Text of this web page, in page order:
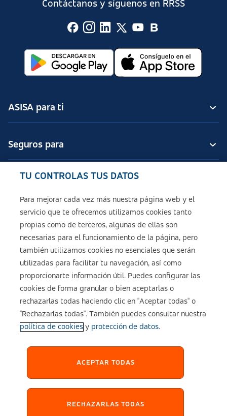
Contáctanos y síguenos en RRSS
ASISA para ti
Seguros para
Seguros de ASISA
Sobre ASISA
Política de cookies
Configuración de cookies
Política de Privacidad
Accesibilidad
TU CONTROLAS TUS DATOS
Para mejorar cada vez más nuestra página web y el
servicio que te ofrecemos utilizamos cookies tanto
propias como de terceros, algunas de ellas son
necesarias para el funcionamiento de la página, pero
también utilizamos cookies no esenciales que serán
utilizadas para facilitar tu navegación, así como
proporcionarte información útil. Puedes configurar las
cookies de forma granular o bien aceptarlas o
rechazarlas todas haciendo clic en "Aceptar todas" o
"Rechazarlas todas". También puedes consultar nuestra
política de cookiesy protección de datos.
RECHAZARLAS TODAS
ACEPTAR TODAS